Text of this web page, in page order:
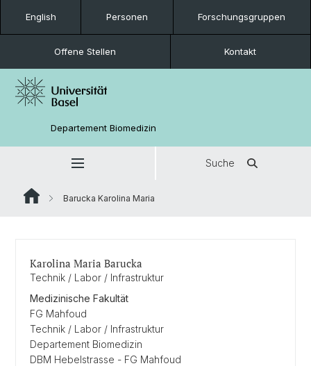
English Personen Forschungsgruppen
Offene Stellen Kontakt
Departement Biomedizin
Suche
Barucka Karolina Maria
Karolina Maria Barucka
Technik / Labor / Infrastruktur
Medizinische Fakultät
FG Mahfoud
Technik / Labor / Infrastruktur
Departement Biomedizin
DBM Hebelstrasse - FG Mahfoud